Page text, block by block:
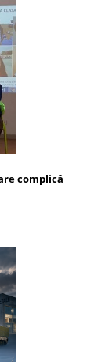
complică